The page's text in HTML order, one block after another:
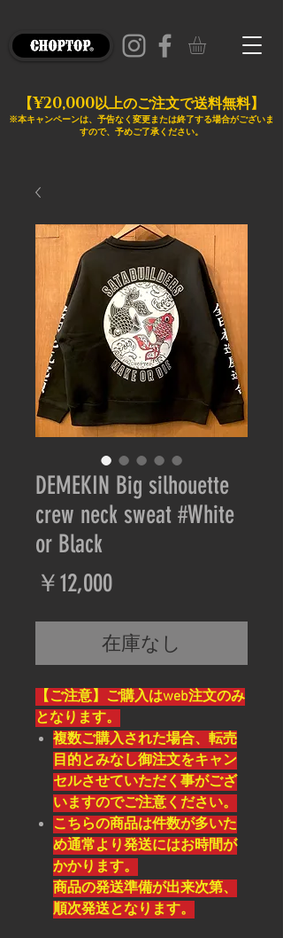
【¥20,000以上のご注文で送料無料】
※本キャンペーンは、予告なく変更または終了する場合がございま
すので、予めご了承ください。
DEMEKIN Big silhouette
crew neck sweat #White
or Black
￥12,000価
格
在庫なし
【ご注意】ご購入はweb注文のみ
となります。
複数ご購入された場合、転売
目的とみなし御注文をキャン
セルさせていただく事がござ
いますのでご注意ください。
こちらの商品は件数が多いた
め通常より発送にはお時間が
かかります。
商品の発送準備が出来次第、
順次発送となります。